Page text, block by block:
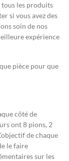
les produits
si vous avez des
soin de nos
expérience
pièce pour que
côté de
ont 8 pions, 2
de chaque
le faire
sur les